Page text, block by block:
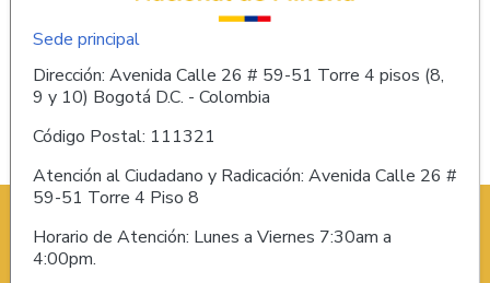
Sede principal
Dirección: Avenida Calle 26 # 59-51 Torre 4 pisos (8,
9 y 10) Bogotá D.C. - Colombia
Código Postal: 111321
Atención al Ciudadano y Radicación: Avenida Calle 26 #
59-51 Torre 4 Piso 8
Horario de Atención: Lunes a Viernes 7:30am a
4:00pm.